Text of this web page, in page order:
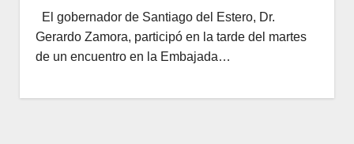
El gobernador de Santiago del Estero, Dr.
Gerardo Zamora, participó en la tarde del martes
de un encuentro en la Embajada…